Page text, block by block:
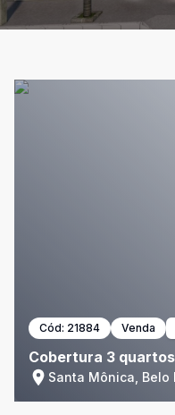
Cód: 21884 Venda
Cobertura 3
Santa Mônica, Belo